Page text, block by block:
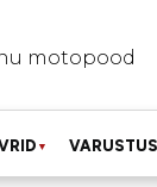
motopood
▼ VARUSTUS